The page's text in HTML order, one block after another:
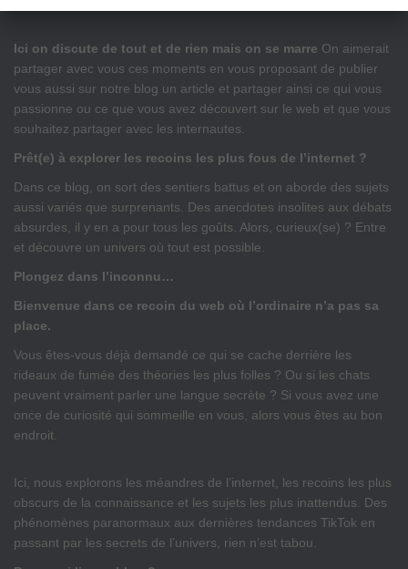
Ici on discute de tout et de rien mais on se marre On aimerait
partager avec vous ces moments en vous proposant de publier
vous aussi sur notre blog un article et partager ainsi ce qui vous
passionne ou ce que vous avez découvert sur le web et que vous
souhaitez partager avec les internautes.
Prêt(e) à explorer les recoins les plus fous de l’internet ?
Dans ce blog, on sort des sentiers battus et on aborde des sujets
aussi variés que surprenants. Des anecdotes insolites aux débats
absurdes, il y en a pour tous les goûts. Alors, curieux(se) ? Entre
et découvre un univers où tout est possible.
Plongez dans l’inconnu…
Bienvenue dans ce recoin du web où l’ordinaire n’a pas sa
place.
Vous êtes-vous déjà demandé ce qui se cache derrière les
rideaux de fumée des théories les plus folles ? Ou si les chats
peuvent vraiment parler une langue secrète ? Si vous avez une
once de curiosité qui sommeille en vous, alors vous êtes au bon
endroit.
Ici, nous explorons les méandres de l’internet, les recoins les plus
obscurs de la connaissance et les sujets les plus inattendus. Des
phénomènes paranormaux aux dernières tendances TikTok en
passant par les secrets de l’univers, rien n’est tabou.